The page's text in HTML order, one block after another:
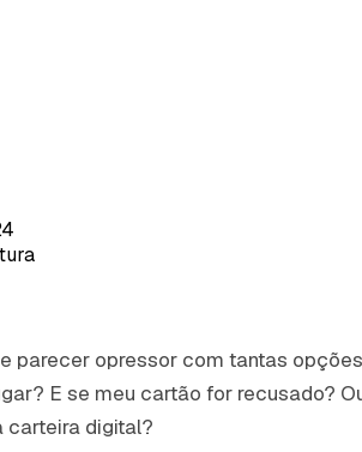
parecer opressor com tantas
E se meu cartão for recusado?
carteira digital?